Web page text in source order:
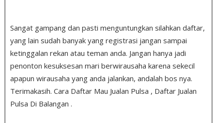
Sangat gampang dan pasti menguntungkan silahkan daftar,
yang lain sudah banyak yang registrasi jangan sampai
ketinggalan rekan atau teman anda. Jangan hanya jadi
penonton kesuksesan mari berwirausaha karena sekecil
apapun wirausaha yang anda jalankan, andalah bos nya.
Terimakasih. Cara Daftar Mau Jualan Pulsa , Daftar Jualan
Pulsa Di Balangan .